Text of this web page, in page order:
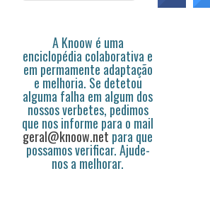
A Knoow é uma
enciclopédia colaborativa e
em permamente adaptação
e melhoria. Se detetou
alguma falha em algum dos
nossos verbetes, pedimos
que nos informe para o mail
geral@knoow.net para que
possamos verificar. Ajude-
nos a melhorar.